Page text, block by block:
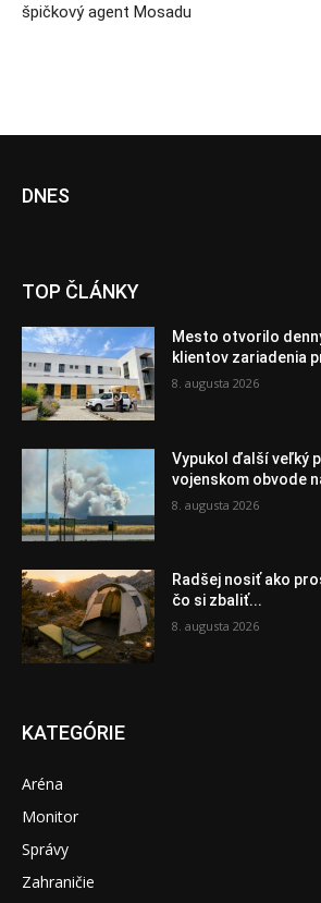
špičkový agent Mosadu
DNES
TOP ČLÁNKY
Mesto otvorilo
klientov zariadenia
8. augusta 2026
Vypukol ďalší veľký
vojenskom obvode
8. augusta 2026
Radšej nosiť ako
čo si zbaliť...
8. augusta 2026
KATEGÓRIE
Aréna
Monitor
Správy
Zahraničie